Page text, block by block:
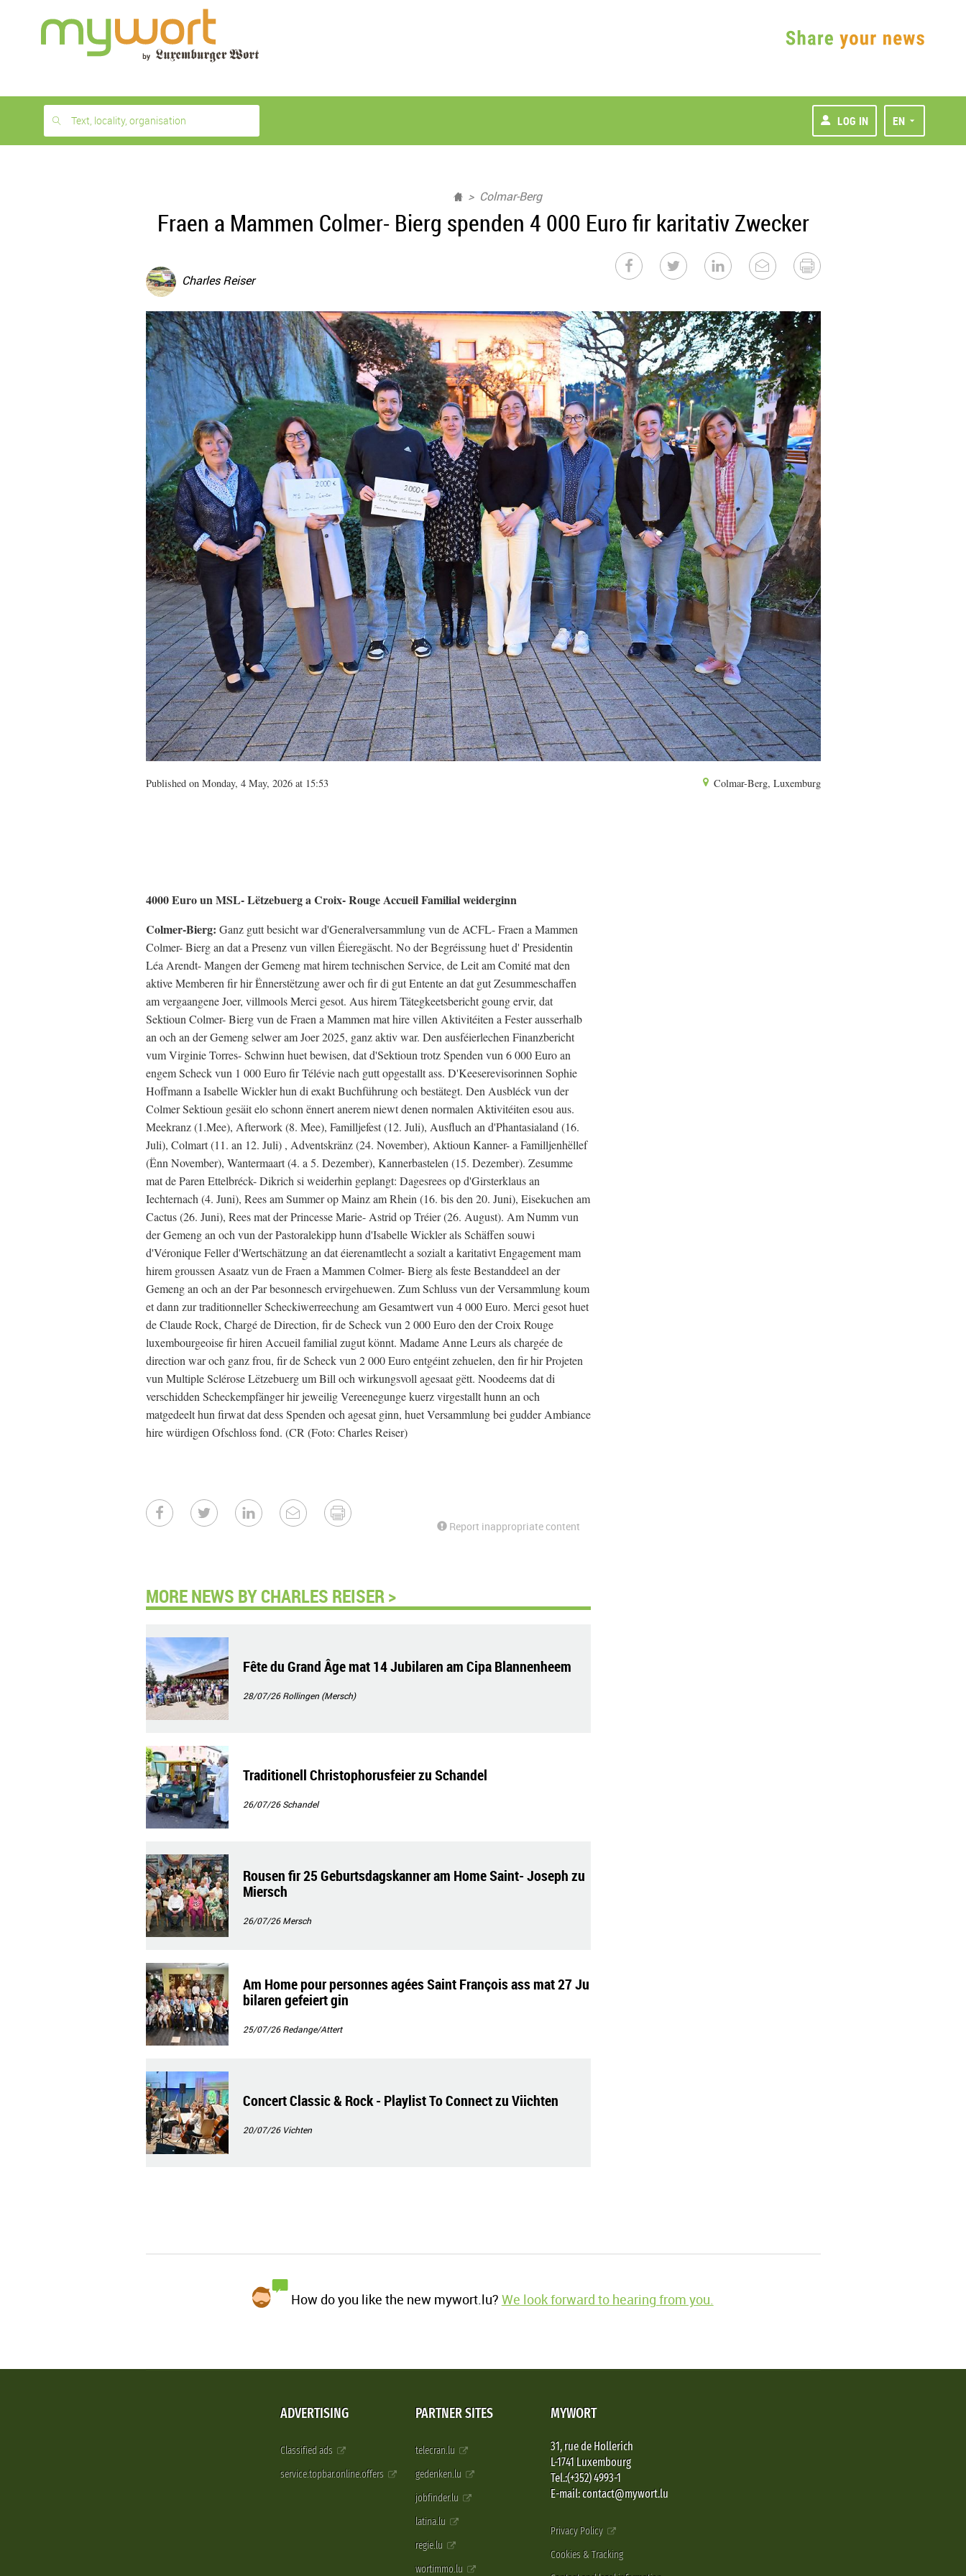
month
free
Text, locality, organisation LOG IN EN
Colmar-Berg
Fraen a Mammen Colmer- Bierg spenden 4 000 Euro fir karitativ Zwecker
Charles Reiser
Published on Monday, 4 May, 2026 at 15:53 Colmar-Berg, Luxemburg
4000 Euro un MSL- Lëtzebuerg a Croix- Rouge Accueil Familial weiderginn
Colmer-Bierg: Ganz gutt besicht war d'Generalversammlung vun de ACFL- Fraen a Mammen
Colmer- Bierg an dat a Presenz vun villen Éieregäscht. No der Begréissung huet d' Presidentin
Léa Arendt- Mangen der Gemeng mat hirem technischen Service, de Leit am Comité mat den
aktive Memberen fir hir Ënnerstëtzung awer och fir di gut Entente an dat gut Zesummeschaffen
am vergaangene Joer, villmools Merci gesot. Aus hirem Tätegkeetsbericht goung ervir, dat
Sektioun Colmer- Bierg vun de Fraen a Mammen mat hire villen Aktivitéiten a Fester ausserhalb
an och an der Gemeng selwer am Joer 2025, ganz aktiv war. Den ausféierlechen Finanzbericht
vum Virginie Torres- Schwinn huet bewisen, dat d'Sektioun trotz Spenden vun 6 000 Euro an
engem Scheck vun 1 000 Euro fir Télévie nach gutt opgestallt ass. D'Keeserevisorinnen Sophie
Hoffmann a Isabelle Wickler hun di exakt Buchführung och bestätegt. Den Ausbléck vun der
Colmer Sektioun gesäit elo schonn ënnert anerem niewt denen normalen Aktivitéiten esou aus.
Meekranz (1.Mee), Afterwork (8. Mee), Familljefest (12. Juli), Ausfluch an d'Phantasialand (16.
Juli), Colmart (11. an 12. Juli) , Adventskränz (24. November), Aktioun Kanner- a Familljenhëllef
(Ënn November), Wantermaart (4. a 5. Dezember), Kannerbastelen (15. Dezember). Zesumme
mat de Paren Ettelbréck- Dikrich si weiderhin geplangt: Dagesrees op d'Girsterklaus an
Iechternach (4. Juni), Rees am Summer op Mainz am Rhein (16. bis den 20. Juni), Eisekuchen am
Cactus (26. Juni), Rees mat der Princesse Marie- Astrid op Tréier (26. August). Am Numm vun
der Gemeng an och vun der Pastoralekipp hunn d'Isabelle Wickler als Schäffen souwi
d'Véronique Feller d'Wertschätzung an dat éierenamtlecht a sozialt a karitativt Engagement mam
hirem groussen Asaatz vun de Fraen a Mammen Colmer- Bierg als feste Bestanddeel an der
Gemeng an och an der Par besonnesch ervirgehuewen. Zum Schluss vun der Versammlung koum
et dann zur traditionneller Scheckiwerreechung am Gesamtwert vun 4 000 Euro. Merci gesot huet
de Claude Rock, Chargé de Direction, fir de Scheck vun 2 000 Euro den der Croix Rouge
luxembourgeoise fir hiren Accueil familial zugut könnt. Madame Anne Leurs als chargée de
direction war och ganz frou, fir de Scheck vun 2 000 Euro entgéint zehuelen, den fir hir Projeten
vun Multiple Sclérose Lëtzebuerg um Bill och wirkungsvoll agesaat gëtt. Noodeems dat di
verschidden Scheckempfänger hir jeweilig Vereenegunge kuerz virgestallt hunn an och
matgedeelt hun firwat dat dess Spenden och agesat ginn, huet Versammlung bei gudder Ambiance
hire würdigen Ofschloss fond. (CR (Foto: Charles Reiser)
Report inappropriate content
MORE NEWS BY CHARLES REISER >
Fête du Grand Âge mat 14 Jubilaren am Cipa Blannenheem
28/07/26Rollingen (Mersch)
Traditionell Christophorusfeier zu Schandel
26/07/26Schandel
Rousen fir 25 Geburtsdagskanner am Home Saint- Joseph zu
Miersch
26/07/26Mersch
Am Home pour personnes agées Saint François ass mat 27 Ju
bilaren gefeiert gin
25/07/26Redange/Attert
Concert Classic & Rock - Playlist To Connect zu Viichten
20/07/26 Vichten
How do you like the new mywort.lu? We look forward to hearing from you.
ADVERTISING
Classified ads
service.topbar.online.offers
PARTNER SITES
telecran.lu
gedenken.lu
jobfinder.lu
latina.lu
regie.lu
wortimmo.lu
MYWORT
31, rue de Hollerich
L-1741 Luxembourg
Tel.:(+352) 4993-1
E-mail: contact@mywort.lu
Privacy Policy
Cookies & Tracking